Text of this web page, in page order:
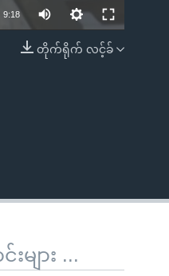
EMBED
9:18
တိုက်ရိုက် လင့်ခ်
ျား ...